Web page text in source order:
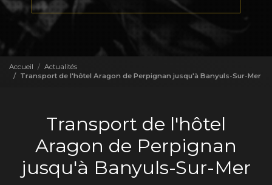
Accueil
Actualités
Transport de l'hôtel Aragon de Perpignan jusqu'à Banyuls-Sur-Mer
Transport de l'hôtel
Aragon de Perpignan
jusqu'à Banyuls-Sur-Mer